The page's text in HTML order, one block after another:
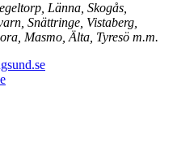
Länna, Skogås,
Snättringe, Vistaberg,
Masmo, Älta, Tyresö m.m.